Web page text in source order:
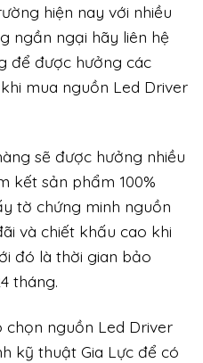
hiện nay với nhiều
ngần ngại hãy liên hệ
để được hưởng các
mua nguồn Led Driver
sẽ được hưởng nhiều
kết sản phẩm 100%
tờ chứng minh nguồn
và chiết khấu cao khi
đó là thời gian bảo
tháng.
chọn nguồn Led Driver
kỹ thuật Gia Lực để có